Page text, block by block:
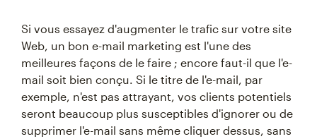
Si vous essayez d'augmenter le trafic sur votre site
Web, un bon e-mail marketing est l'une des
meilleures façons de le faire ; encore faut-il que l'e-
mail soit bien conçu. Si le titre de l'e-mail, par
exemple, n'est pas attrayant, vos clients potentiels
seront beaucoup plus susceptibles d'ignorer ou de
supprimer l'e-mail sans même cliquer dessus, sans